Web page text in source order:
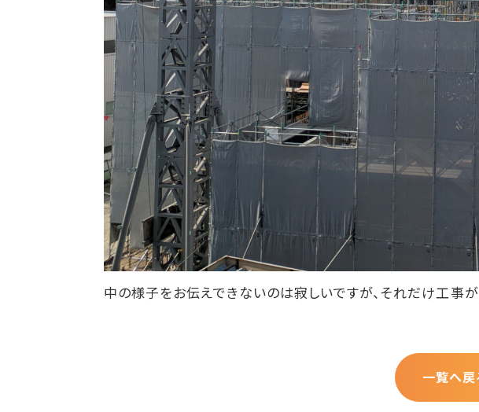
中の様子をお伝えできないのは寂しいですが、それだけ工事
一覧へ戻